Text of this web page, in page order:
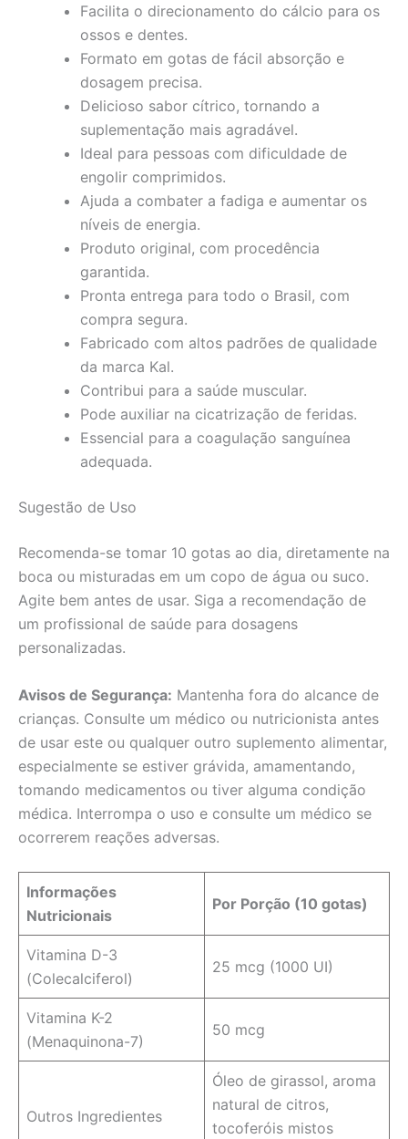
Facilita o direcionamento do cálcio para os
ossos e dentes.
Formato em gotas de fácil absorção e
dosagem precisa.
Delicioso sabor cítrico, tornando a
suplementação mais agradável.
Ideal para pessoas com dificuldade de
engolir comprimidos.
Ajuda a combater a fadiga e aumentar os
níveis de energia.
Produto original, com procedência
garantida.
Pronta entrega para todo o Brasil, com
compra segura.
Fabricado com altos padrões de qualidade
da marca Kal.
Contribui para a saúde muscular.
Pode auxiliar na cicatrização de feridas.
Essencial para a coagulação sanguínea
adequada.
Sugestão de Uso
Recomenda-se tomar 10 gotas ao dia, diretamente na
boca ou misturadas em um copo de água ou suco.
Agite bem antes de usar. Siga a recomendação de
um profissional de saúde para dosagens
personalizadas.
Avisos de Segurança: Mantenha fora do alcance de
crianças. Consulte um médico ou nutricionista antes
de usar este ou qualquer outro suplemento alimentar,
especialmente se estiver grávida, amamentando,
tomando medicamentos ou tiver alguma condição
médica. Interrompa o uso e consulte um médico se
ocorrerem reações adversas.
Informações
Nutricionais
Por Porção (10 gotas)
Vitamina D-3
(Colecalciferol)
25 mcg (1000 UI)
Vitamina K-2
(Menaquinona-7)
50 mcg
Outros Ingredientes
Óleo de girassol, aroma
natural de citros,
tocoferóis mistos